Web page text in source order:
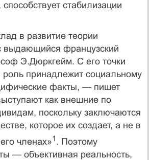
стабилизации
в развитие теории
выда­ющийся французский
Э.Дюркгейм. С его точки
принадлежит социальному
факты, — пишет
как внешние по
поскольку заключаются
которое их создает, а не в
членах»1. Поэтому
— объективная реаль­ность,